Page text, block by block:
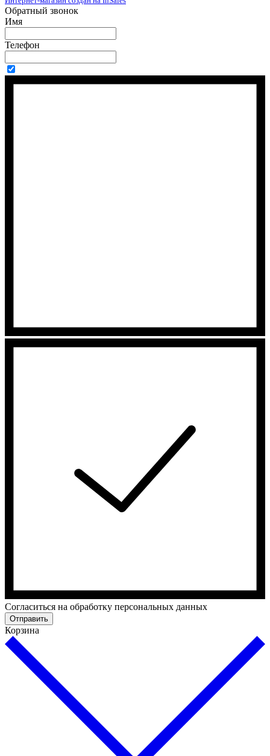
Обратный звонок
Имя
Телефон
Cогласиться на обработку персональных данных
Отправить
Корзина